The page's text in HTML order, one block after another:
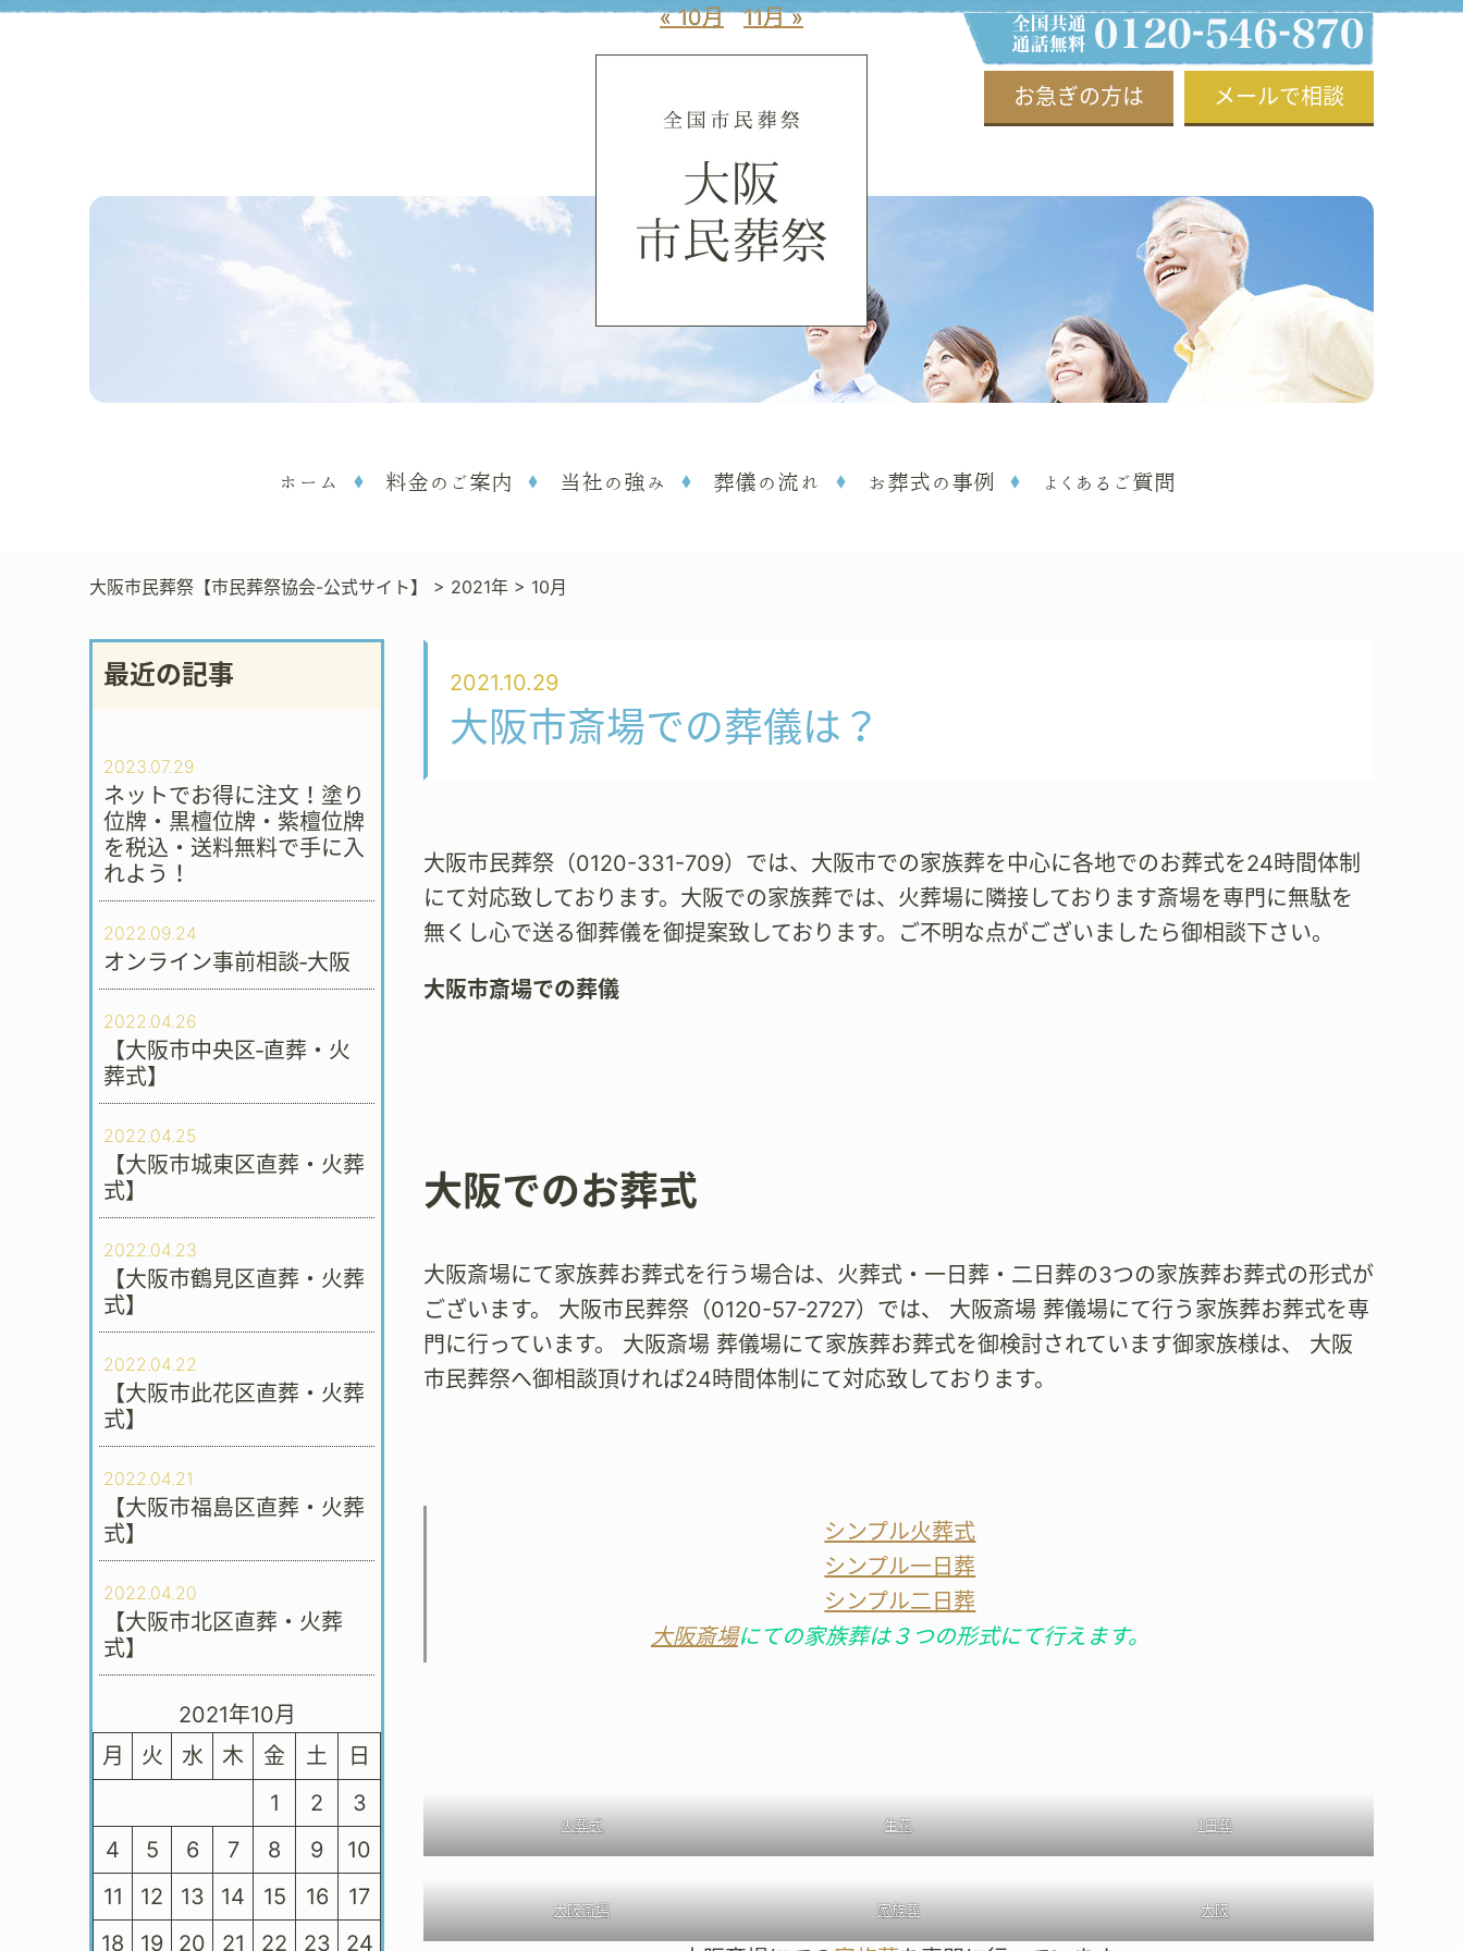
お急ぎの方は メールで相談
ホーム 料金のご案内 当社の強み 葬儀の流れ お葬式の事例 よくあるご質問
大阪市民葬祭【市民葬祭協会-公式サイト】 > 2021年 > 10月
最近の記事
2023.07.29
ネットでお得に注文！塗り
位牌・黒檀位牌・紫檀位牌
を税込・送料無料で手に入
れよう！
2022.09.24
オンライン事前相談‐大阪
2022.04.26
【大阪市中央区‐直葬・火
葬式】
2022.04.25
【大阪市城東区直葬・火葬
式】
2022.04.23
【大阪市鶴見区直葬・火葬
式】
2022.04.22
【大阪市此花区直葬・火葬
式】
2022.04.21
【大阪市福島区直葬・火葬
式】
2022.04.20
【大阪市北区直葬・火葬
式】
2021年10月
月
火 水 木 金 土
日
1
2
3
4
5 6 7 8 9
10
11
12 13 14 15 16
17
18
19 20 21 22 23
24
« 10月 11月 »
2021.10.29
大阪市斎場での葬儀は？
大阪市民葬祭（0120-331-709）では、大阪市での家族葬を中心に各地でのお葬式を24時間体制
にて対応致しております。大阪での家族葬では、火葬場に隣接しております斎場を専門に無駄を
無くし心で送る御葬儀を御提案致しております。ご不明な点がございましたら御相談下さい。
大阪市斎場での葬儀
大阪でのお葬式
大阪斎場にて家族葬お葬式を行う場合は、火葬式・一日葬・二日葬の3つの家族葬お葬式の形式が
ございます。 大阪市民葬祭（0120-57-2727）では、 大阪斎場 葬儀場にて行う家族葬お葬式を専
門に行っています。 大阪斎場 葬儀場にて家族葬お葬式を御検討されています御家族様は、 大阪
市民葬祭へ御相談頂ければ24時間体制にて対応致しております。
シンプル火葬式
シンプル一日葬
シンプル二日葬
大阪斎場にての家族葬は３つの形式にて行えます。
火葬式 生花 1日葬
大阪斎場 家族葬 大阪
« 10月 11月 »